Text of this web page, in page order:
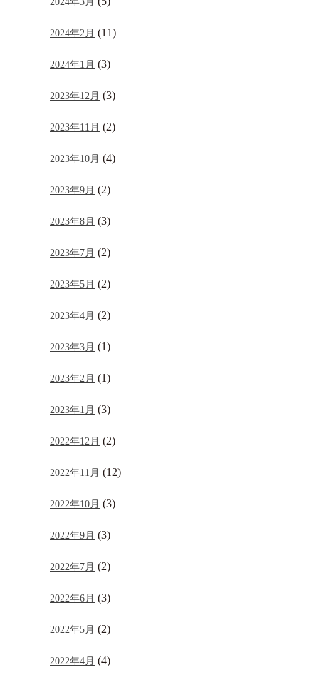
2024年2月 (11)
2024年1月 (3)
2023年12月 (3)
2023年11月 (2)
2023年10月 (4)
2023年9月 (2)
2023年8月 (3)
2023年7月 (2)
2023年5月 (2)
2023年4月 (2)
2023年3月 (1)
2023年2月 (1)
2023年1月 (3)
2022年12月 (2)
2022年11月 (12)
2022年10月 (3)
2022年9月 (3)
2022年7月 (2)
2022年6月 (3)
2022年5月 (2)
2022年4月 (4)